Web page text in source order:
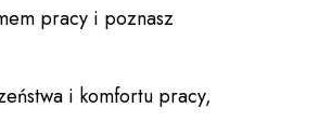
pracy i poznasz
i komfortu pracy,